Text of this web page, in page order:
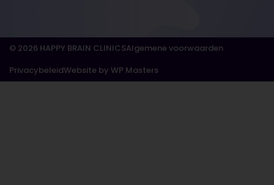
© 2026 HAPPY BRAIN CLINICSAlgemene voorwaarden
PrivacybeleidWebsite by WP Masters